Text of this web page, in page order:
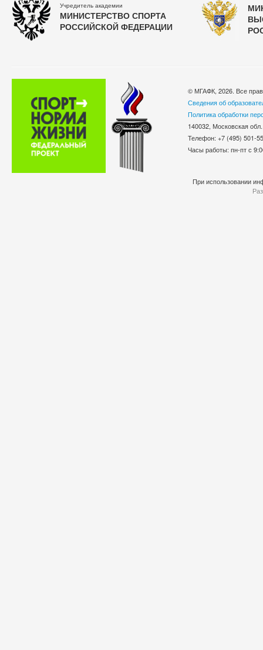
Учредитель академии
МИНИСТЕРСТВО СПОРТА
РОССИЙСКОЙ ФЕДЕРАЦИИ
© МГАФК, 2026. Все
Сведения об
Политика обработки
140032, Московская
Телефон: +7 (495)
Часы работы: пн-пт с
При использовании